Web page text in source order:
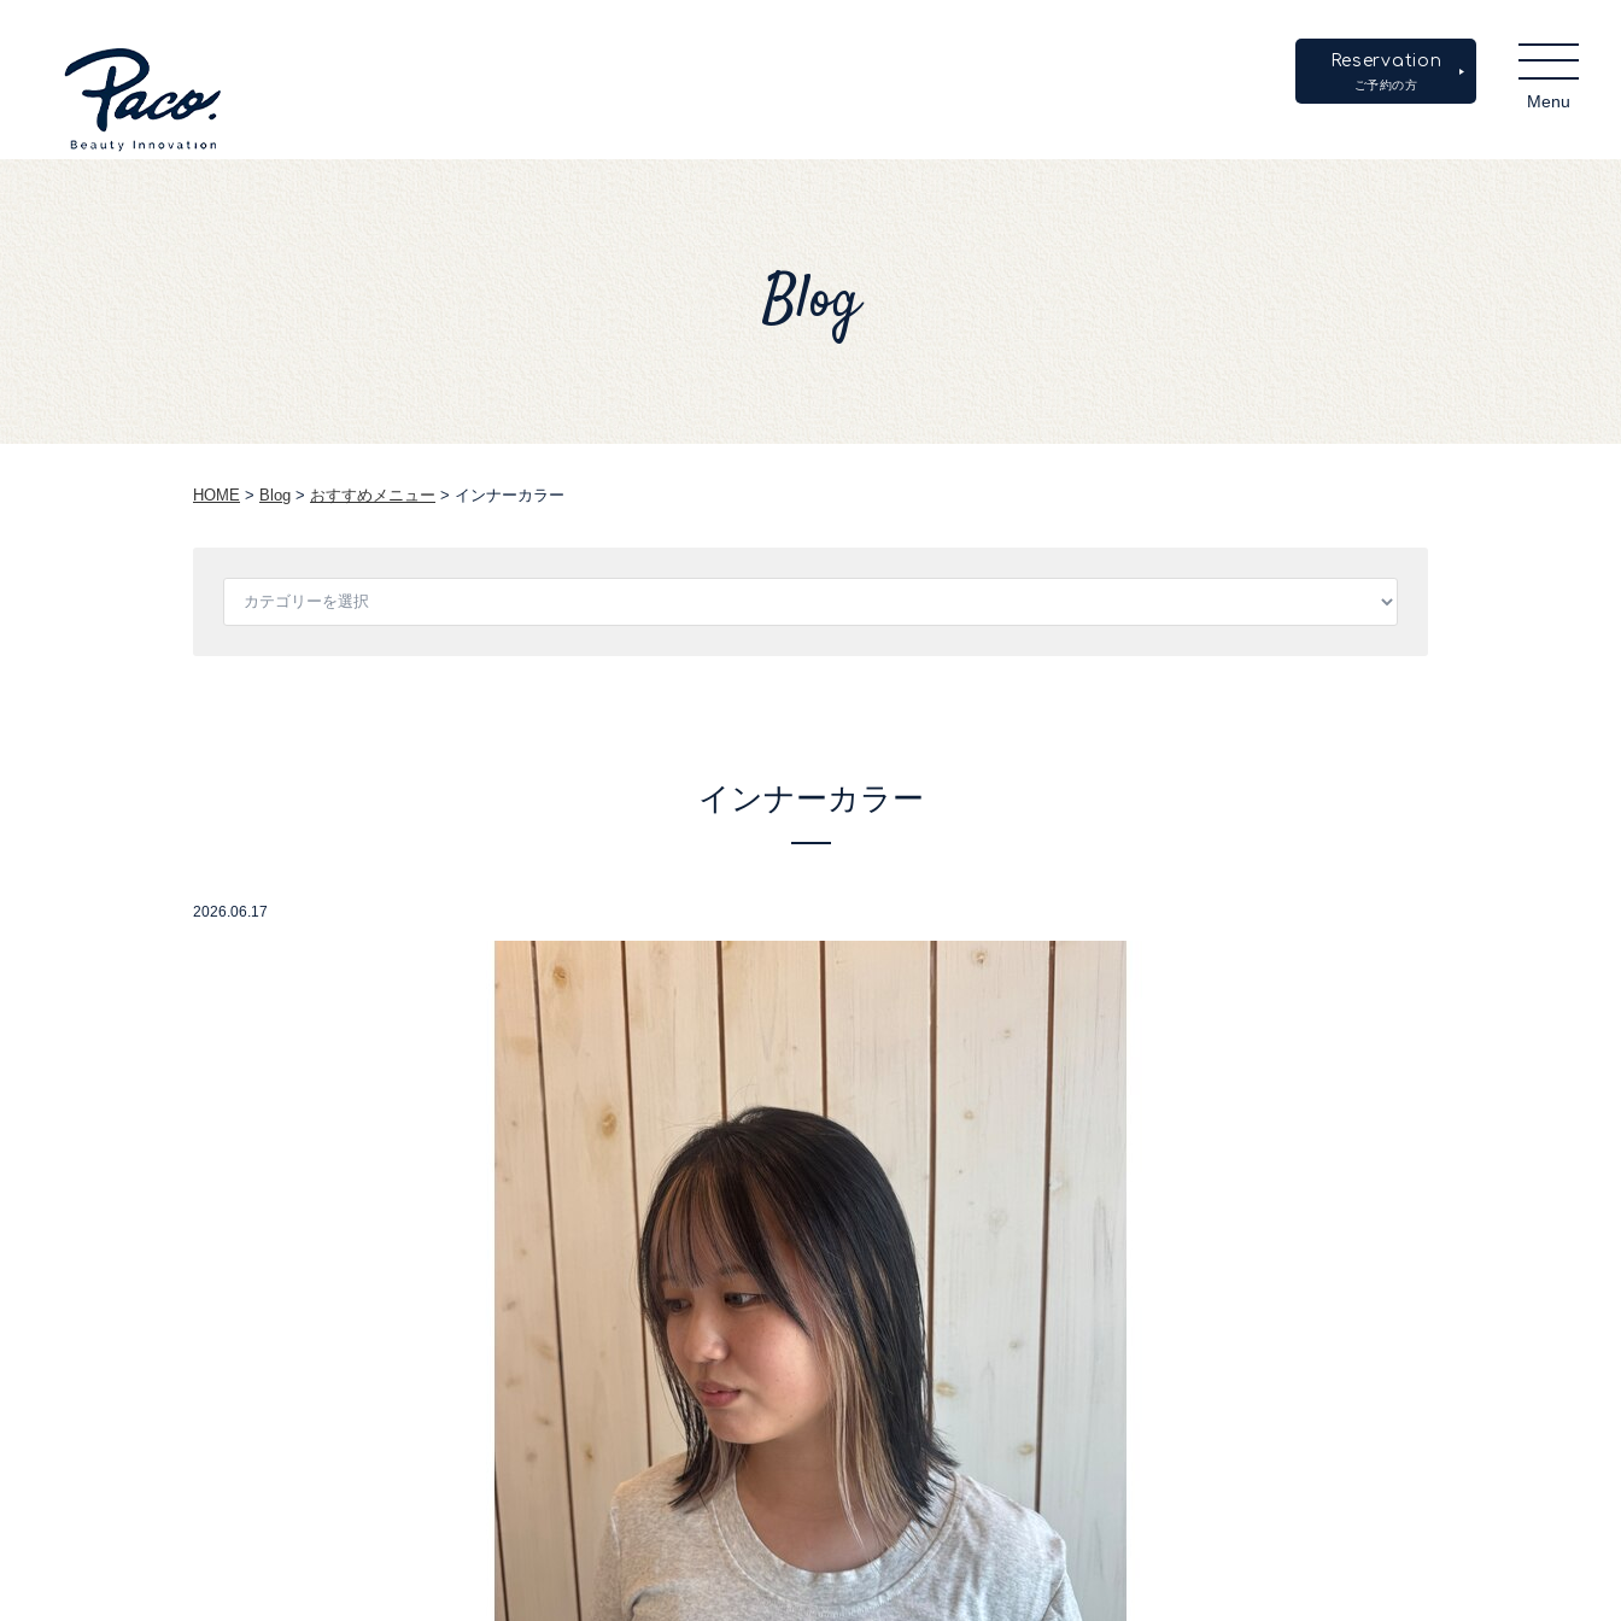
Reservation
ご予約の方
Blog
HOME > Blog > おすすめメニュー > インナーカラー
インナーカラー
2026.06.17